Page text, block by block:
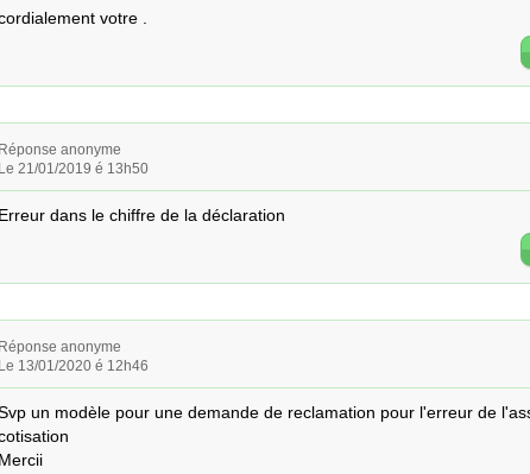
votre .
Réponse anonyme
Le 21/01/2019 é 13h50
Erreur dans le chiffre de la déclaration
Réponse anonyme
Le 13/01/2020 é 12h46
un modèle pour une demande de reclamation pour l'erreur de
Mercii